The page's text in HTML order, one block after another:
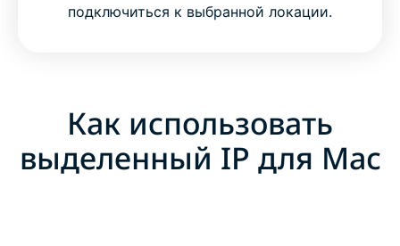
подключиться к выбранной локации.
Как использовать
выделенный IP для Mac